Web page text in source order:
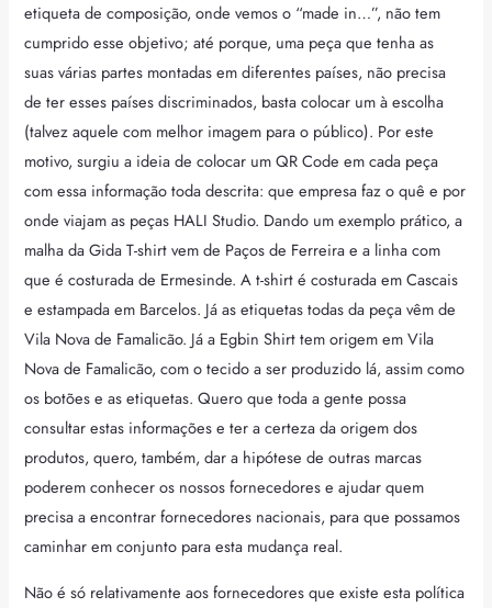
etiqueta de composição, onde vemos o “made in…”, não tem
cumprido esse objetivo; até porque, uma peça que tenha as
suas várias partes montadas em diferentes países, não precisa
de ter esses países discriminados, basta colocar um à escolha
(talvez aquele com melhor imagem para o público). Por este
motivo, surgiu a ideia de colocar um QR Code em cada peça
com essa informação toda descrita: que empresa faz o quê e por
onde viajam as peças HALI Studio. Dando um exemplo prático, a
malha da Gida T-shirt vem de Paços de Ferreira e a linha com
que é costurada de Ermesinde. A t-shirt é costurada em Cascais
e estampada em Barcelos. Já as etiquetas todas da peça vêm de
Vila Nova de Famalicão. Já a Egbin Shirt tem origem em Vila
Nova de Famalicão, com o tecido a ser produzido lá, assim como
os botões e as etiquetas. Quero que toda a gente possa
consultar estas informações e ter a certeza da origem dos
produtos, quero, também, dar a hipótese de outras marcas
poderem conhecer os nossos fornecedores e ajudar quem
precisa a encontrar fornecedores nacionais, para que possamos
caminhar em conjunto para esta mudança real.
Não é só relativamente aos fornecedores que existe esta política